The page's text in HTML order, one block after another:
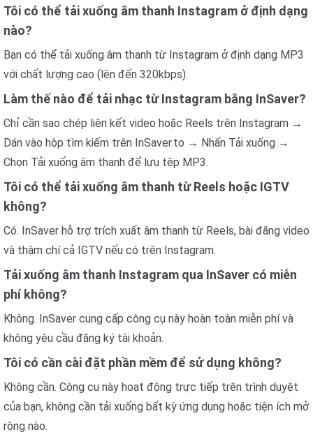
Tôi có thể tải xuống âm thanh Instagram ở định dạng
nào?
Bạn có thể tải xuống âm thanh từ Instagram ở định dạng MP3
với chất lượng cao (lên đến 320kbps).
Làm thế nào để tải nhạc từ Instagram bằng InSaver?
Chỉ cần sao chép liên kết video hoặc Reels trên Instagram →
Dán vào hộp tìm kiếm trên InSaver.to → Nhấn Tải xuống →
Chọn Tải xuống âm thanh để lưu tệp MP3.
Tôi có thể tải xuống âm thanh từ Reels hoặc IGTV
không?
Có. InSaver hỗ trợ trích xuất âm thanh từ Reels, bài đăng video
và thậm chí cả IGTV nếu có trên Instagram.
Tải xuống âm thanh Instagram qua InSaver có miễn
phí không?
Không. InSaver cung cấp công cụ này hoàn toàn miễn phí và
không yêu cầu đăng ký tài khoản.
Tôi có cần cài đặt phần mềm để sử dụng không?
Không cần. Công cụ này hoạt động trực tiếp trên trình duyệt
của bạn, không cần tải xuống bất kỳ ứng dụng hoặc tiện ích mở
rộng nào.